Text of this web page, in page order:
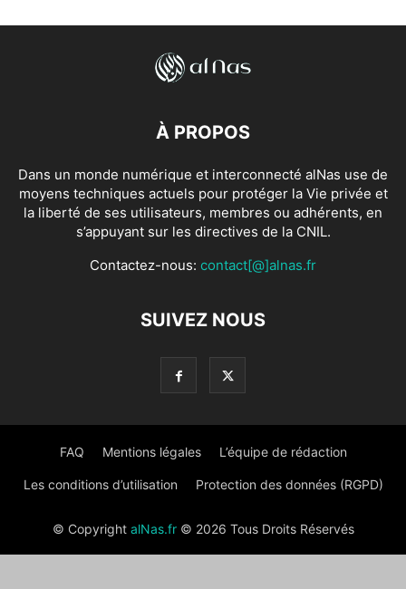
À PROPOS
Dans un monde numérique et interconnecté alNas use de
moyens techniques actuels pour protéger la Vie privée et
la liberté de ses utilisateurs, membres ou adhérents, en
s’appuyant sur les directives de la CNIL.
Contactez-nous: contact[@]alnas.fr
SUIVEZ NOUS
FAQ Mentions légales L’équipe de rédaction
Les conditions d’utilisation Protection des données (RGPD)
© Copyright alNas.fr© 2026 Tous Droits Réservés